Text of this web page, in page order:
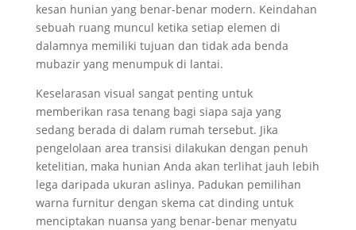
kesan hunian yang benar-benar modern. Keindahan
sebuah ruang muncul ketika setiap elemen di
dalamnya memiliki tujuan dan tidak ada benda
mubazir yang menumpuk di lantai.
Keselarasan visual sangat penting untuk
memberikan rasa tenang bagi siapa saja yang
sedang berada di dalam rumah tersebut. Jika
pengelolaan area transisi dilakukan dengan penuh
ketelitian, maka hunian Anda akan terlihat jauh lebih
lega daripada ukuran aslinya. Padukan pemilihan
warna furnitur dengan skema cat dinding untuk
menciptakan nuansa yang benar-benar menyatu